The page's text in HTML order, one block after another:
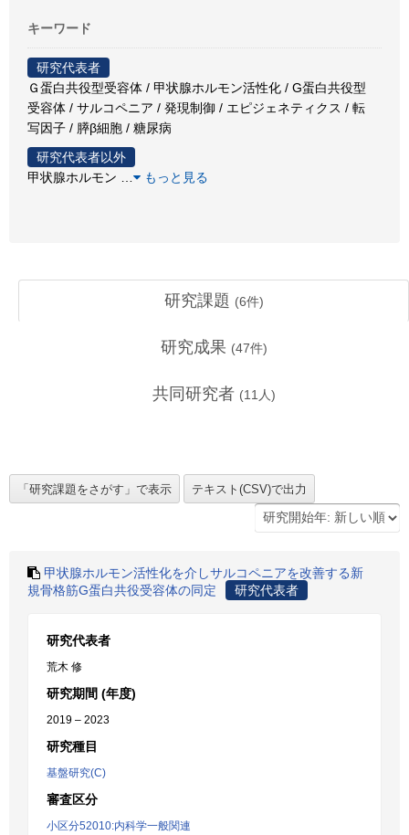
キーワード
研究代表者
Ｇ蛋白共役型受容体 / 甲状腺ホルモン活性化 / G蛋白共役型
受容体 / サルコペニア / 発現制御 / エピジェネティクス / 転
写因子 / 膵β細胞 / 糖尿病
研究代表者以外
甲状腺ホルモン
もっと見る
研究課題 (6件)
研究成果 (47件)
共同研究者 (11 人)
甲状腺ホルモン活性化を介しサルコペニアを改善する新
規骨格筋G蛋白共役受容体の同定
研究代表者
研究代表者
荒木 修
研究期間 (年度)
2019 – 2023
研究種目
基盤研究(C)
審査区分
小区分52010:内科学一般関連